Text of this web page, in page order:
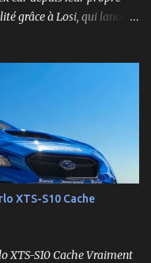
grâce à Losi, qui lance
le Losi NASCAR RC
12 Advance Auto Parts
XTS-S10 Cache
XTS-S10 Cache Vraiment